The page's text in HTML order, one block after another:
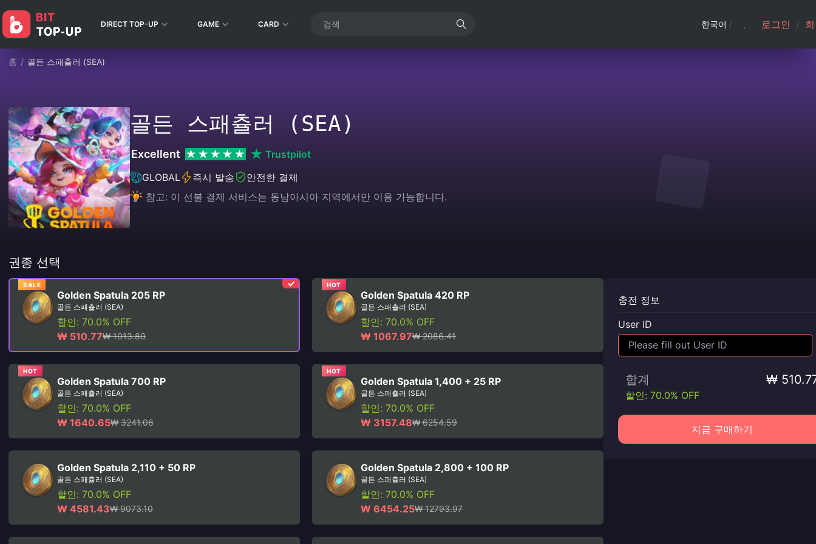
DIRECT TOP-UP GAME CARD 한국어 / 로그인 /
홈 / 골든 스패츌러 (SEA)
골든 스패츌러 (SEA)
Excellent
Trustpilot
GLOBAL
즉시 발송
안전한 결제
참고: 이 선불 결제 서비스는 동남아시아 지역에서만 이용 가능합니다.
권종 선택
SALE
Golden Spatula 205 RP
골든 스패츌러 (SEA)
할인: 70.0% OFF
₩ 510.77₩ 1013.80
HOT
Golden Spatula 420 RP
골든 스패츌러 (SEA)
할인: 70.0% OFF
₩ 1067.97₩ 2086.41
HOT
Golden Spatula 700 RP
골든 스패츌러 (SEA)
할인: 70.0% OFF
₩ 1640.65₩ 3241.06
HOT
Golden Spatula 1,400 + 25 RP
골든 스패츌러 (SEA)
할인: 70.0% OFF
₩ 3157.48₩ 6254.59
Golden Spatula 2,110 + 50 RP
골든 스패츌러 (SEA)
할인: 70.0% OFF
₩ 4581.43₩ 9073.10
Golden Spatula 2,800 + 100 RP
골든 스패츌러 (SEA)
할인: 70.0% OFF
₩ 6454.25₩ 12793.97
충전 정보
User ID
합계 ₩
할인: 70.0% OFF
지금 구매하기